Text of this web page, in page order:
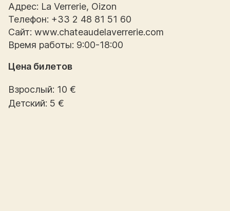
Адрес: La Verrerie, Oizon
Телефон: +33 2 48 81 51 60
Сайт: www.chateaudelaverrerie.com
Время работы: 9:00-18:00
Цена билетов
Взрослый: 10 €
Детский: 5 €